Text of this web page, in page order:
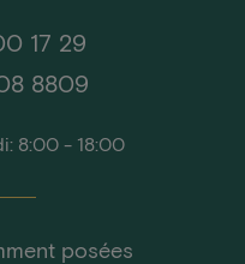
17 29
8809
8:00 - 18:00
posées